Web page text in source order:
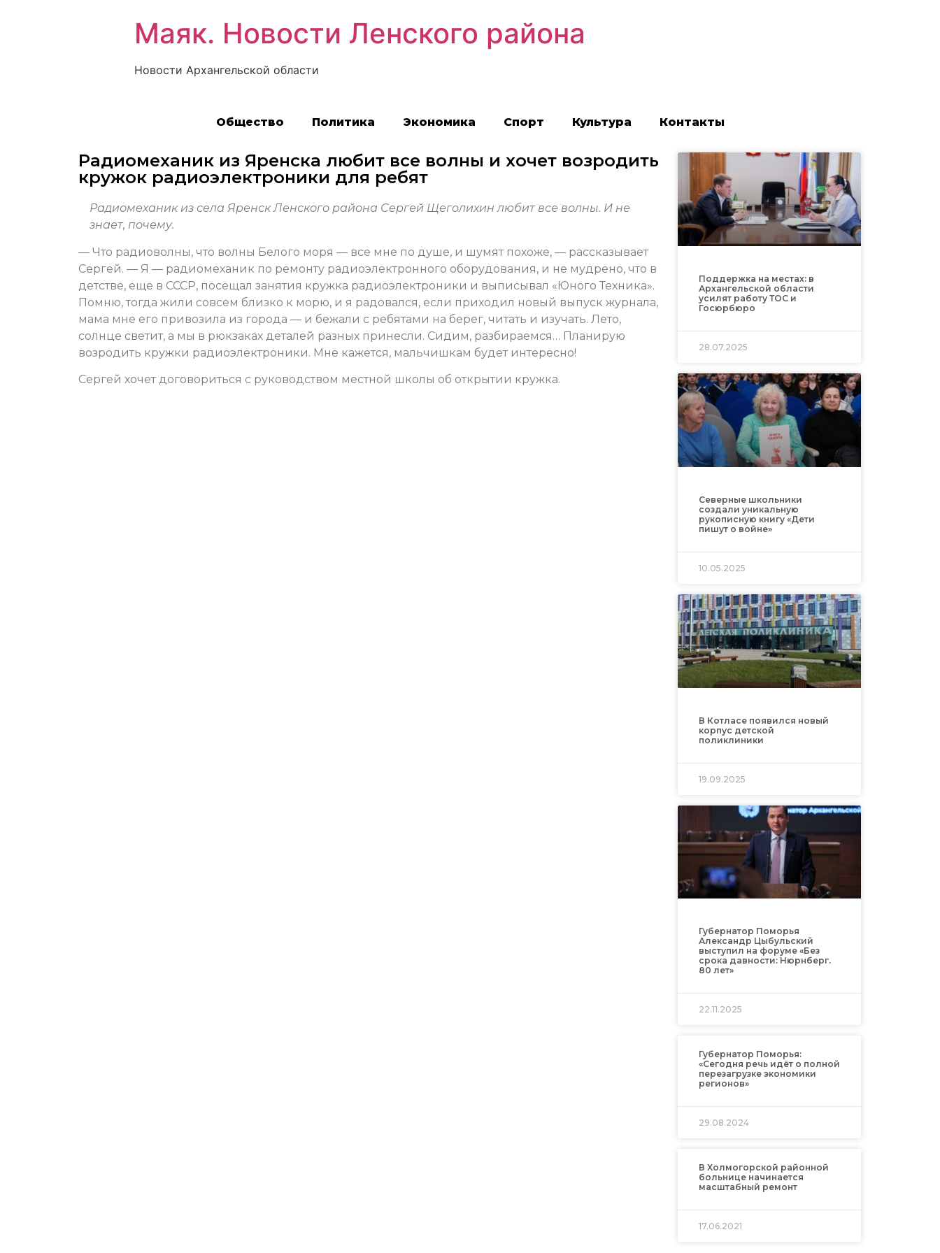
Маяк. Новости Ленского района
Новости Архангельской области
Общество Политика Экономика Спорт Культура Контакты
Радиомеханик из Яренска любит все волны и хочет возродить
кружок радиоэлектроники для ребят
Радиомеханик из села Яренск Ленского района Сергей Щеголихин любит все волны. И не
знает, почему.
— Что радиоволны, что волны Белого моря — все мне по душе, и шумят похоже, — рассказывает
Сергей. — Я — радиомеханик по ремонту радиоэлектронного оборудования, и не мудрено, что в
детстве, еще в СССР, посещал занятия кружка радиоэлектроники и выписывал «Юного Техника».
Помню, тогда жили совсем близко к морю, и я радовался, если приходил новый выпуск журнала,
мама мне его привозила из города — и бежали с ребятами на берег, читать и изучать. Лето,
солнце светит, а мы в рюкзаках деталей разных принесли. Сидим, разбираемся… Планирую
возродить кружки радиоэлектроники. Мне кажется, мальчишкам будет интересно!
Сергей хочет договориться с руководством местной школы об открытии кружка.
Поддержка на местах: в
Архангельской области
усилят работу ТОС и
Госюрбюро
28.07.2025
Северные школьники
создали уникальную
рукописную книгу «Дети
пишут о войне»
10.05.2025
В Котласе появился новый
корпус детской
поликлиники
19.09.2025
Губернатор Поморья
Александр Цыбульский
выступил на форуме «Без
срока давности: Нюрнберг.
80 лет»
22.11.2025
Губернатор Поморья:
«Сегодня речь идёт о полной
перезагрузке экономики
регионов»
29.08.2024
В Холмогорской районной
больнице начинается
масштабный ремонт
17.06.2021